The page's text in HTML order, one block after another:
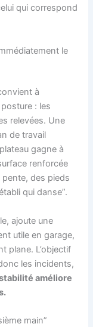
qui correspond
le
à
: les
relevées. Une
de travail
gagne à
renforcée
pente, des pieds
qui danse”.
ajoute une
utile en garage,
plane. L’objectif
les incidents,
améliore
main”